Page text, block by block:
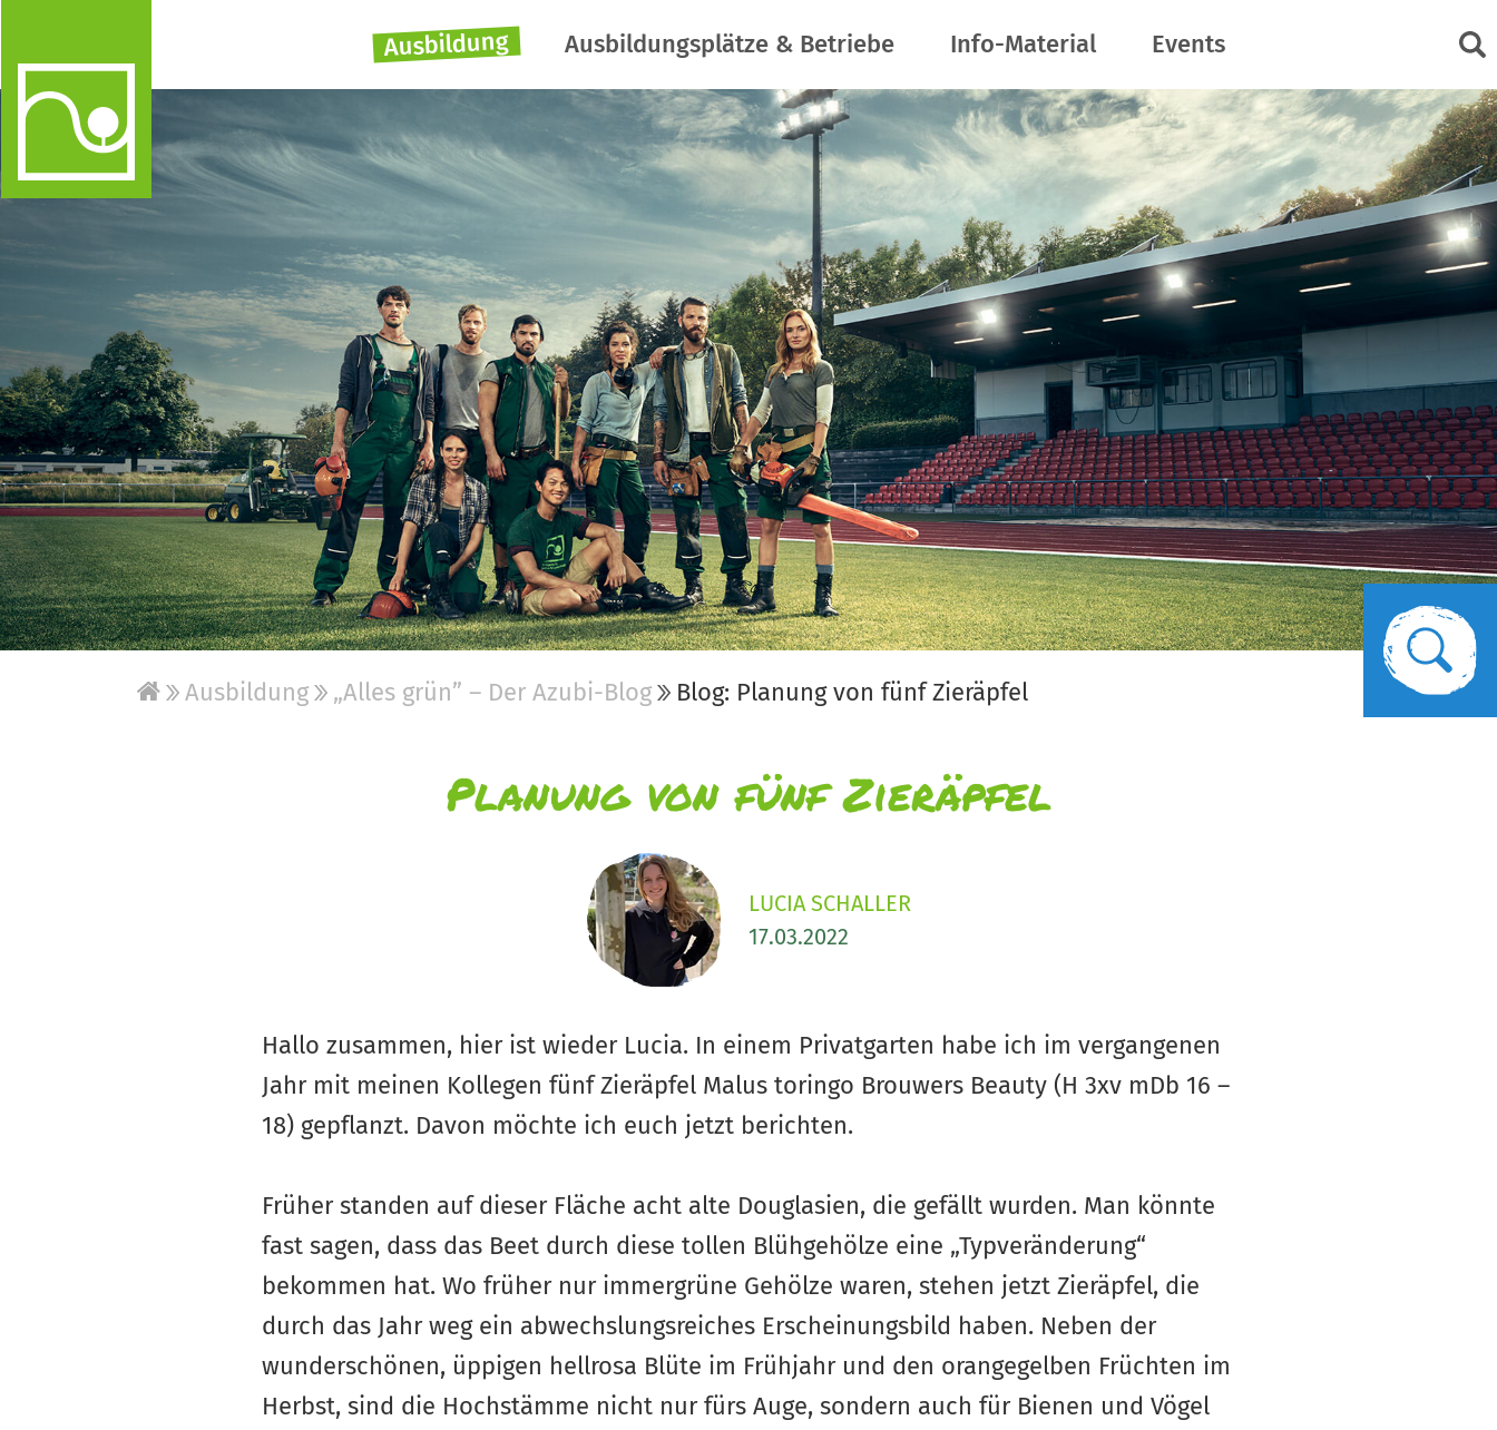
Ausbildung Ausbildungsplätze & Betriebe Info-Material Events
Ausbildung „Alles grün” – Der Azubi-Blog Blog: Planung von fünf Zieräpfel
Planung von fünf Zieräpfel
LUCIA SCHALLER
17.03.2022
Hallo zusammen, hier ist wieder Lucia. In einem Privatgarten habe ich im vergangenen
Jahr mit meinen Kollegen fünf Zieräpfel Malus toringo Brouwers Beauty (H 3xv mDb 16 –
18) gepflanzt. Davon möchte ich euch jetzt berichten.
Früher standen auf dieser Fläche acht alte Douglasien, die gefällt wurden. Man könnte
fast sagen, dass das Beet durch diese tollen Blühgehölze eine „Typveränderung“
bekommen hat. Wo früher nur immergrüne Gehölze waren, stehen jetzt Zieräpfel, die
durch das Jahr weg ein abwechslungsreiches Erscheinungsbild haben. Neben der
wunderschönen, üppigen hellrosa Blüte im Frühjahr und den orangegelben Früchten im
Herbst, sind die Hochstämme nicht nur fürs Auge, sondern auch für Bienen und Vögel